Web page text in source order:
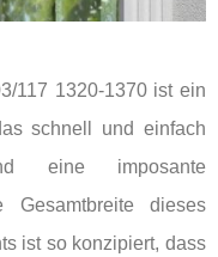
117 1320-1370 ist ein
schnell und einfach
eine imposante
Gesamtbreite dieses
ist so konzipiert, dass